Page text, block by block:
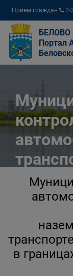
Прием граждан
2-
04
БЕЛОВО
Портал
округа
в